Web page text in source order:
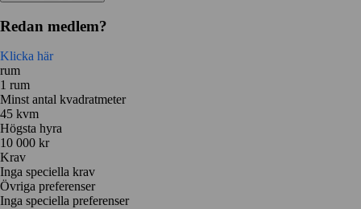
Redan medlem?
Klicka här
rum
1 rum
Minst antal kvadratmeter
45 kvm
Högsta hyra
10 000 kr
Krav
Inga speciella krav
Övriga preferenser
Inga speciella preferenser